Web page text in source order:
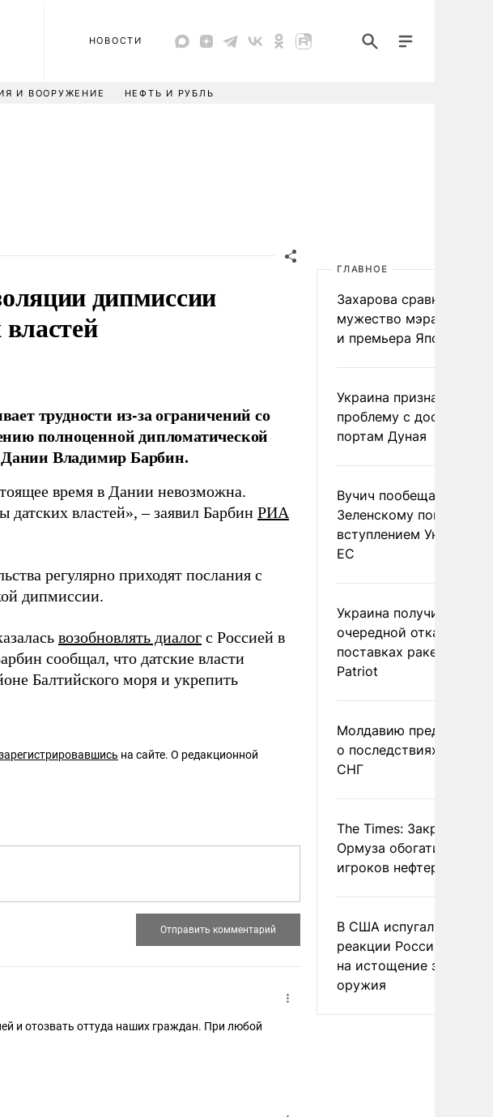
НОВОСТИ
И ВООРУЖЕНИЕ НЕФТЬ И РУБЛЬ
дипмиссии
трудности из-за ограничений со
полноценной дипломатической
Дании Владимир Барбин.
время в Дании невозможна.
датских властей», – заявил Барбин РИА
регулярно приходят послания с
дипмиссии.
возобновлять диалог с Россией в
сообщал, что датские власти
Балтийского моря и укрепить
на сайте. О редакционной
и отозвать оттуда наших граждан. При любой
ГЛАВНОЕ
Захарова сравнила
мужество мэра
и премьера Японии
Украина признала
проблему с доступом к
портам Дуная
Вучич пообещал
Зеленскому помочь со
вступлением Украины в
ЕС
Украина получила
очередной отказ в
поставках ракет для
Patriot
Молдавию
о последствиях выхода
СНГ
The Times: Закрытие
Ормуза обогатило
игроков нефтерынка
В США испугались
реакции России и
на истощение запасов
оружия